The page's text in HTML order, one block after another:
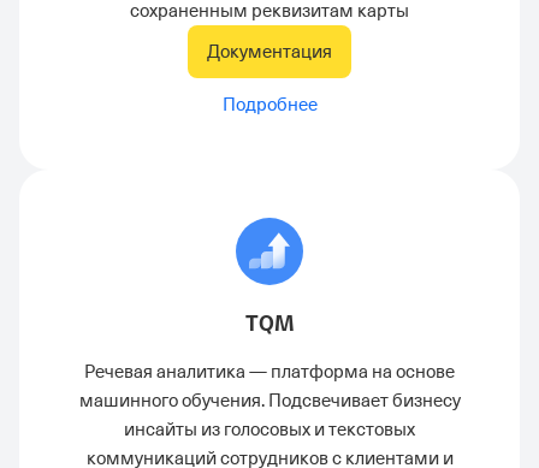
сохраненным реквизитам карты
Документация
Подробнее
TQM
Речевая аналитика — платформа на основе
машинного обучения. Подсвечивает бизнесу
инсайты из голосовых и текстовых
коммуникаций сотрудников с клиентами и